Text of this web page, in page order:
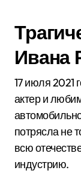
Ивана
17 июля 2021
актер и
потрясла не
всю
индустрию.